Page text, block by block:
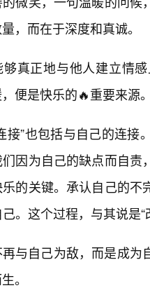
，而在于深度和真诚。
够真正地与他人建立情
便是快乐的🔥重要来源
接”也包括与自己的连
因为自己的缺点而自
的关键。承认自己的
。这个过程，与其说是“
与自己为敌，而是成
。